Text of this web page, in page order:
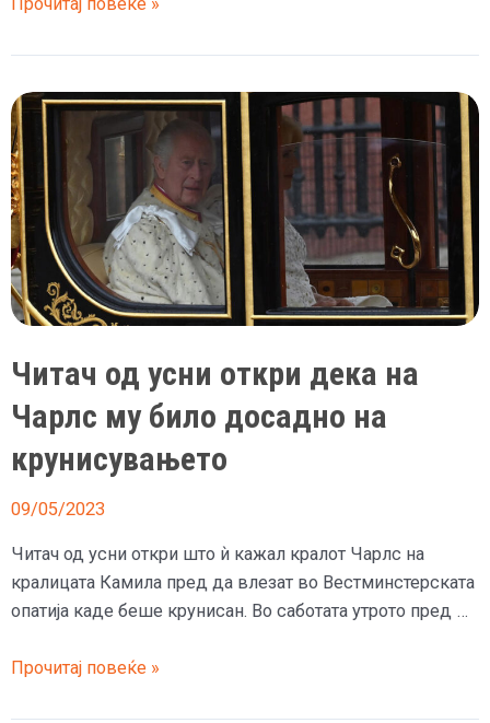
покажа
како
принцезата
Дајана
би
изгледала
денес
ако
беше
жива
Читач од усни откри дека на
Чарлс му било досадно на
крунисувањето
09/05/2023
Читач од усни откри што ѝ кажал кралот Чарлс на
кралицата Камила пред да влезат во Вестминстерската
опатија каде беше крунисан. Во саботата утрото пред …
Читач
Прочитај повеќе »